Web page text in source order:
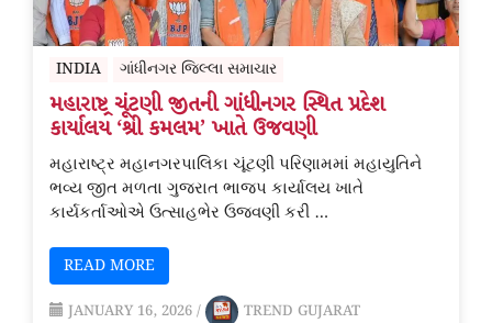
INDIA ગાંધીનગર જિલ્લા સમાચાર
મહારાષ્ટ્ર ચૂંટણી જીતની ગાંધીનગર સ્થિત પ્રદેશ
કાર્યાલય ‘શ્રી કમલમ’ ખાતે ઉજવણી
મહારાષ્ટ્ર મહાનગરપાલિકા ચૂંટણી પરિણામમાં મહાયુતિને
ભવ્ય જીત મળતા ગુજરાત ભાજપ કાર્યાલય ખાતે
કાર્યકર્તાઓએ ઉત્સાહભેર ઉજવણી કરી …
READ MORE
JANUARY 16, 2026 / TREND GUJARAT